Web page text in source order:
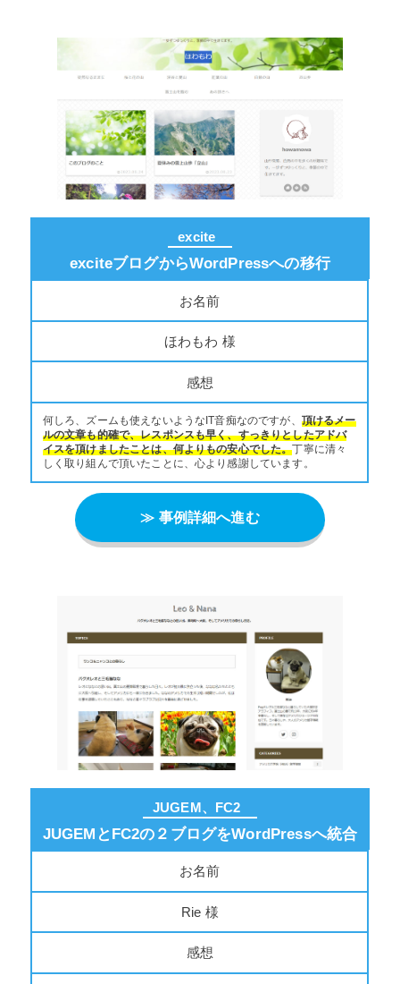
excite
exciteブログからWordPressへの移行
お名前
ほわもわ 様
感想
何しろ、ズームも使えないようなIT音痴なのですが、 頂けるメー
ルの文章も的確で、レスポンスも早く、すっきりとしたアドバ
イスを頂けましたことは、何よりもの安心でした。丁寧に清々
しく取り組んで頂いたことに、心より感謝しています。
≫ 事例詳細へ進む
JUGEM、FC2
JUGEMとFC2の２ブログをWordPressへ統合
お名前
Rie 様
感想